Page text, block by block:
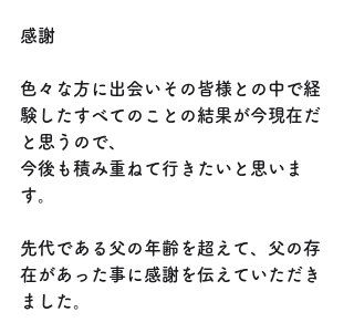
感謝
色々な方に出会いその皆様との中で経
験したすべてのことの結果が今現在だ
と思うので、
今後も積み重ねて行きたいと思いま
す。
先代である父の年齢を超えて、父の存
在があった事に感謝を伝えていただき
ました。